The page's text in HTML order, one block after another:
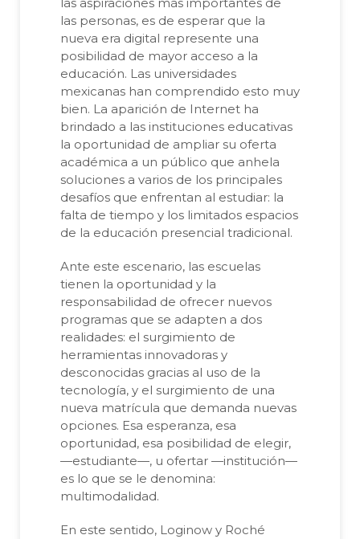
las personas, es de esperar que la
nueva era digital represente una
posibilidad de mayor acceso a la
educación. Las universidades
mexicanas han comprendido esto muy
bien. La aparición de Internet ha
brindado a las instituciones educativas
la oportunidad de ampliar su oferta
académica a un público que anhela
soluciones a varios de los principales
desafíos que enfrentan al estudiar: la
falta de tiempo y los limitados espacios
de la educación presencial tradicional.
Ante este escenario, las escuelas
tienen la oportunidad y la
responsabilidad de ofrecer nuevos
programas que se adapten a dos
realidades: el surgimiento de
herramientas innovadoras y
desconocidas gracias al uso de la
tecnología, y el surgimiento de una
nueva matrícula que demanda nuevas
opciones. Esa esperanza, esa
oportunidad, esa posibilidad de elegir,
—estudiante—, u ofertar —institución—
es lo que se le denomina:
multimodalidad.
En este sentido, Loginow y Roché